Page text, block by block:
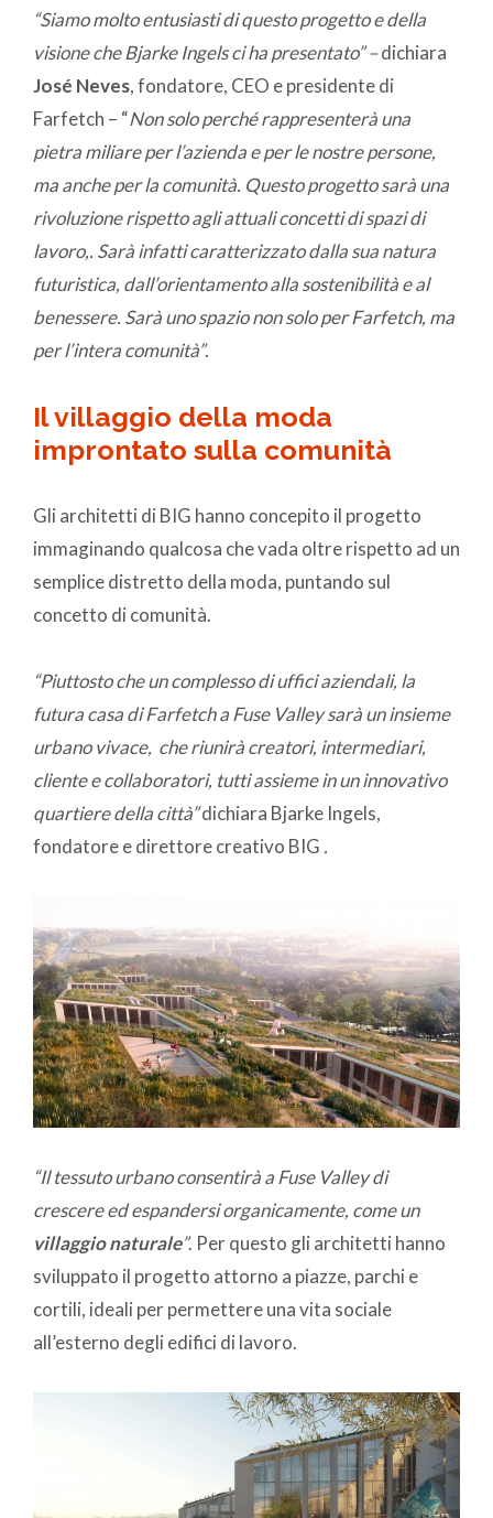
“Siamo molto entusiasti di questo progetto e della
visione che Bjarke Ingels ci ha presentato” –dichiara
José Neves, fondatore, CEO e presidente di
Farfetch – “Non solo perché rappresenterà una
pietra miliare per l’azienda e per le nostre persone,
ma anche per la comunità. Questo progetto sarà una
rivoluzione rispetto agli attuali concetti di spazi di
lavoro,. Sarà infatti caratterizzato dalla sua natura
futuristica, dall’orientamento alla sostenibilità e al
benessere. Sarà uno spazio non solo per Farfetch, ma
per l’intera comunità”.
Il villaggio della moda
improntato sulla comunità
Gli architetti di BIG hanno concepito il progetto
immaginando qualcosa che vada oltre rispetto ad un
semplice distretto della moda, puntando sul
concetto di comunità.
“Piuttosto che un complesso di uffici aziendali, la
futura casa di Farfetch a Fuse Valley sarà un insieme
urbano vivace, che riunirà creatori, intermediari,
cliente e collaboratori, tutti assieme in un innovativo
quartiere della città”dichiara Bjarke Ingels,
fondatore e direttore creativo BIG .
“Il tessuto urbano consentirà a Fuse Valley di
crescere ed espandersi organicamente, come un
villaggio naturale”. Per questo gli architetti hanno
sviluppato il progetto attorno a piazze, parchi e
cortili, ideali per permettere una vita sociale
all’esterno degli edifici di lavoro.